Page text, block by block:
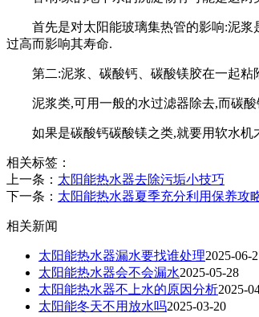
首先是对太阳能玻璃集热管的影响:泥浆
过高而影响其寿命.
第二:泥浆、碳酸钙、碳酸镁胶在一起粘
泥浆类,可用一般的水过滤器除去,而碳
如果是碳酸钙碳酸镁之类,就要用软水机
相关标签：
上一条： 太阳能热水器去除污垢小技巧
下一条： 太阳能热水器夏季充分利用保养攻
相关新闻
太阳能热水器漏水要找谁处理2025-06-
太阳能热水器会不会漏水2025-05-28
太阳能热水器不上水的原因分析2025-
太阳能冬天不用放水吗2025-03-20